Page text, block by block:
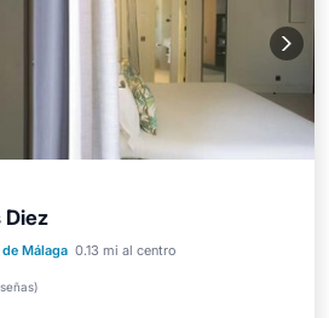
Diez
Málaga 0.13 mi al centro
)
Aparcamiento